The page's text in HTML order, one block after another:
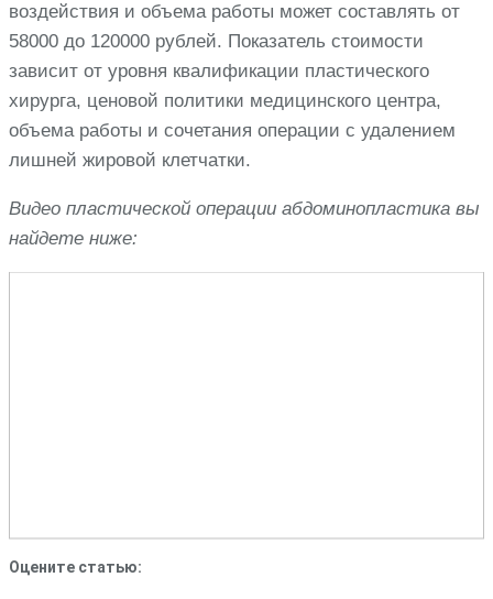
воздействия и объема работы может составлять от
58000 до 120000 рублей. Показатель стоимости
зависит от уровня квалификации пластического
хирурга, ценовой политики медицинского центра,
объема работы и сочетания операции с удалением
лишней жировой клетчатки.
Видео пластической операции абдоминопластика вы
найдете ниже:
Оцените статью: